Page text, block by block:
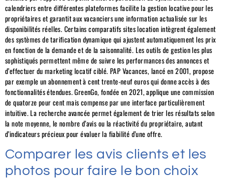
calendriers entre différentes plateformes facilite la gestion locative pour les
propriétaires et garantit aux vacanciers une information actualisée sur les
disponibilités réelles. Certains comparatifs sites location intègrent également
des systèmes de tarification dynamique qui ajustent automatiquement les prix
en fonction de la demande et de la saisonnalité. Les outils de gestion les plus
sophistiqués permettent même de suivre les performances des annonces et
d’effectuer du marketing locatif ciblé. PAP Vacances, lancé en 2001, propose
par exemple un abonnement à cent trente-neuf euros qui donne accès à des
fonctionnalités étendues. GreenGo, fondée en 2021, applique une commission
de quatorze pour cent mais compense par une interface particulièrement
intuitive. La recherche avancée permet également de trier les résultats selon
la note moyenne, le nombre d’avis ou la réactivité du propriétaire, autant
d’indicateurs précieux pour évaluer la fiabilité d’une offre.
Comparer les avis clients et les
photos pour faire le bon choix